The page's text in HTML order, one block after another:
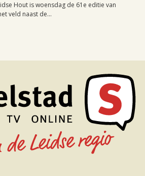
Hout is woensdag de 61e editie van
veld naast de...